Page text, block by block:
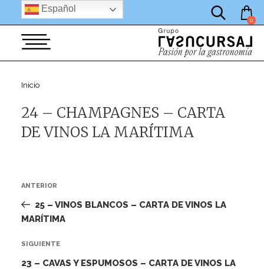
contenido
0
Inicio
24 – CHAMPAGNES – CARTA
DE VINOS LA MARÍTIMA
entradas
Entrada
anterior:
ANTERIOR
25 – VINOS BLANCOS – CARTA DE VINOS LA
MARÍTIMA
Siguiente
entrada
SIGUIENTE
23 – CAVAS Y ESPUMOSOS – CARTA DE VINOS LA
Español